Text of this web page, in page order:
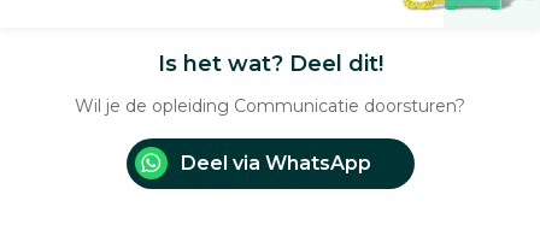
Is het wat? Deel dit!
Wil je de opleiding Communicatie doorsturen?
Deel via WhatsApp